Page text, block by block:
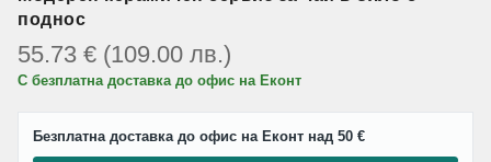
поднос
55.73 € (109.00 лв.)
С безплатна доставка до офис на Еконт
Безплатна доставка до офис на Еконт над 50 €